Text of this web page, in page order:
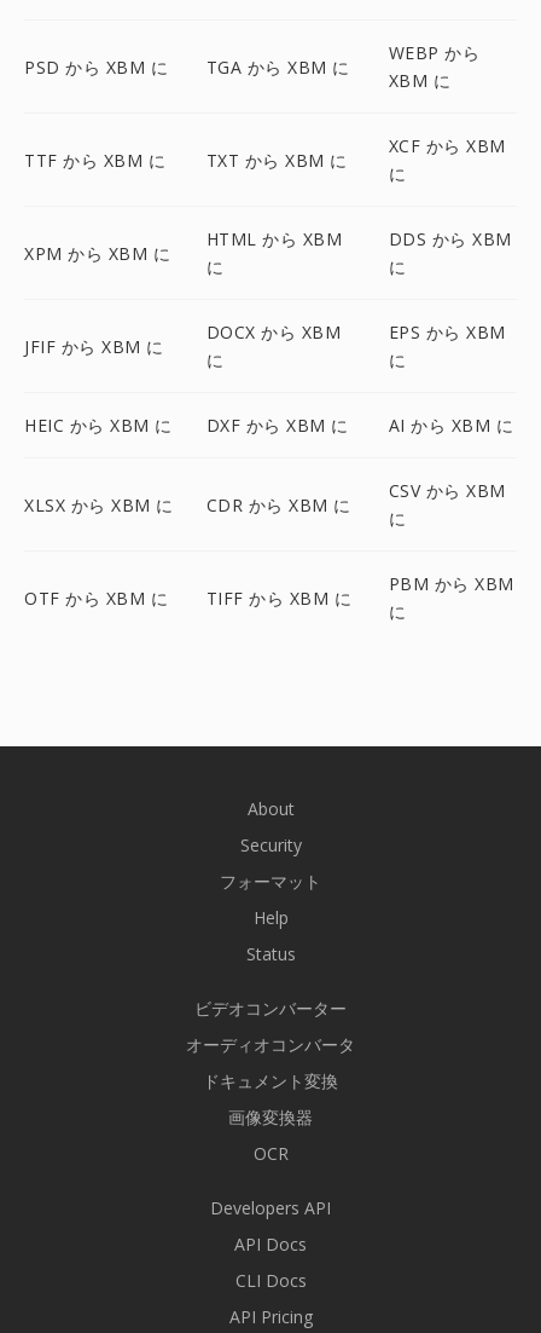
PSD から XBM に TGA から XBM に
WEBP から
XBM に
TTF から XBM に TXT から XBM に
XCF から XBM
に
XPM から XBM に
HTML から XBM
に
DDS から XBM
に
JFIF から XBM に
DOCX から XBM
に
EPS から XBM
に
HEIC から XBM に DXF から XBM に AI から XBM に
XLSX から XBM に CDR から XBM に
CSV から XBM
に
OTF から XBM に TIFF から XBM に
PBM から XBM
に
About
Security
フォーマット
Help
Status
ビデオコンバーター
オーディオコンバータ
ドキュメント変換
画像変換器
OCR
Developers API
API Docs
CLI Docs
API Pricing